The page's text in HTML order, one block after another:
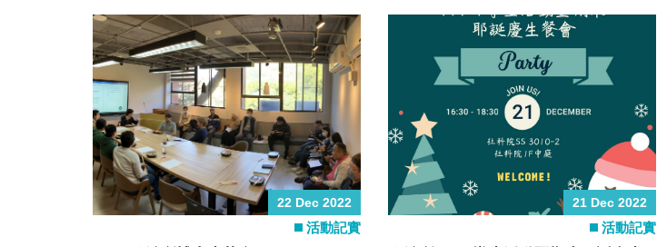
22 Dec 2022
活動記實
21 Dec 2022
活動記實